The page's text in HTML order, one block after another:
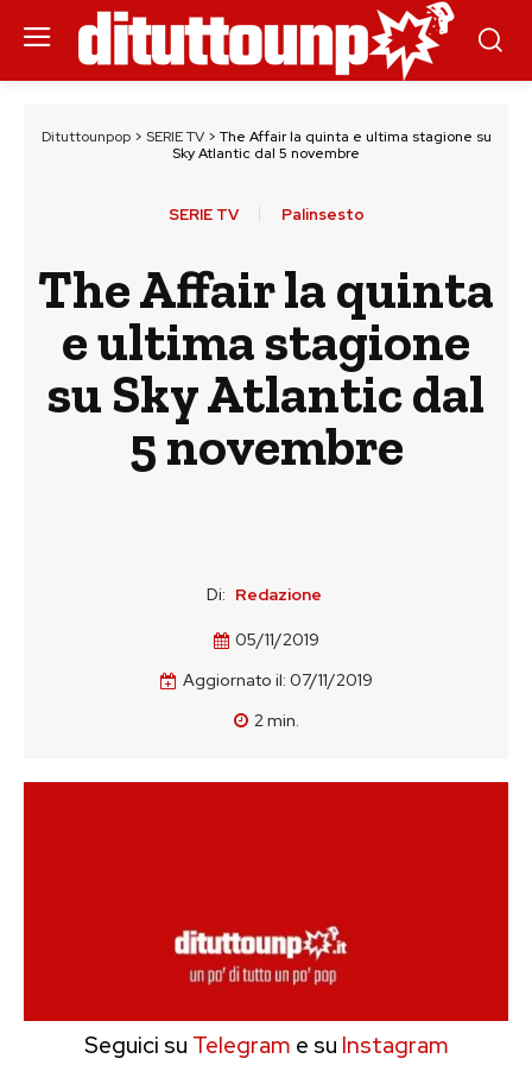
Dituttounpop> SERIE TV> The Affair la quinta e ultima stagione su
Sky Atlantic dal 5 novembre
SERIE TV Palinsesto
The Affair la quinta
e ultima stagione
su Sky Atlantic dal
5 novembre
Di: Redazione
05/11/2019
Aggiornato il: 07/11/2019
2min.
Seguici su Telegram e su Instagram